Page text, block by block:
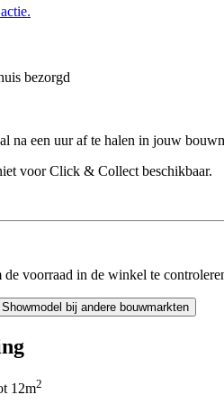
bezorgd
na een uur af te halen in jouw
voor Click & Collect beschikbaar.
voorraad in de winkel te
Showmodel bij andere bouwmarkten
12m2